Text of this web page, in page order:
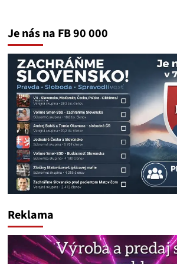
Je nás na FB 90 000
Reklama